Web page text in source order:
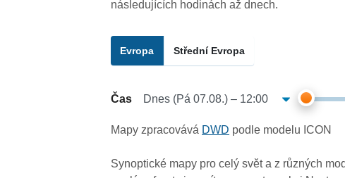
následujících hodinách až dnech.
Evropa Střední Evropa
Čas
Mapy zpracovává DWD podle modelu ICON
Synoptické mapy pro celý svět a z různých